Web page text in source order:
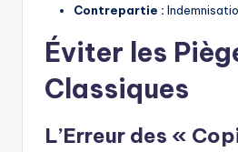
Contrepartie :
Éviter les
Classiques
L’Erreur des «